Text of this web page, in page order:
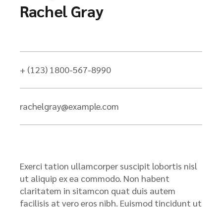
Rachel Gray
+ (123) 1800-567-8990
rachelgray@example.com
Exerci tation ullamcorper suscipit lobortis nisl
ut aliquip ex ea commodo. Non habent
claritatem in sitamcon quat duis autem
facilisis at vero eros nibh. Euismod tincidunt ut